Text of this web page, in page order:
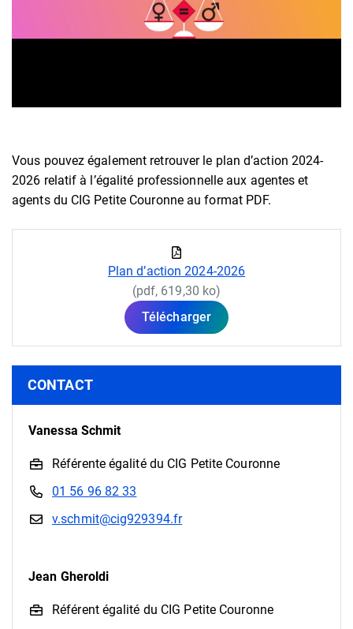
Vous pouvez également retrouver le plan d’action 2024-
2026 relatif à l’égalité professionnelle aux agentes et
agents du CIG Petite Couronne au format PDF.
Plan d’action 2024-2026
(pdf, 619,30 ko)
Télécharger
Informations complémentaires
CONTACT
Vanessa Schmit
Référente égalité du CIG Petite Couronne
01 56 96 82 33
v.schmit@cig929394.fr
Jean Gheroldi
Référent égalité du CIG Petite Couronne